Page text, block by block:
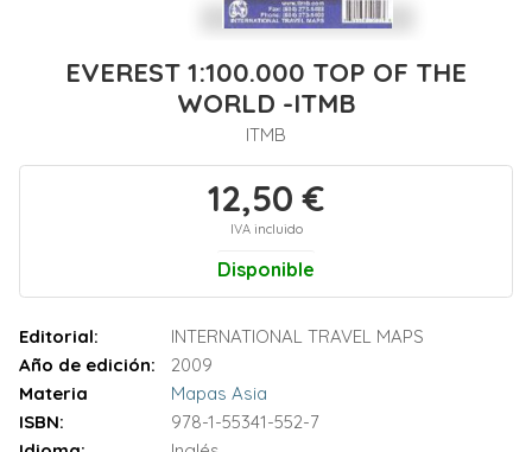
EVEREST 1:100.000 TOP OF THE
WORLD -ITMB
ITMB
12,50 €
IVA incluido
Disponible
Editorial:
INTERNATIONAL TRAVEL MAPS
Año de edición:
2009
Materia
Mapas Asia
ISBN:
978-1-55341-552-7